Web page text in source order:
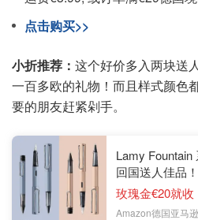
点击购买>>
小折推荐： 这个好价多入两块送
一百多欧的礼物！而且样式颜色
要的朋友赶紧剁手。
Lamy
回国送人佳品！
玫瑰金€20就收
Amazon德国亚马逊